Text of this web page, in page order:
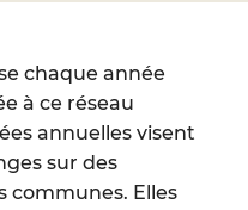
chaque année
à ce réseau
annuelles visent
sur des
communes. Elles